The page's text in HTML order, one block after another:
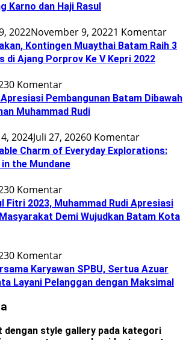
Karno dan Haji Rasul
2022November 9, 20221 Komentar
Kontingen Muaythai Batam Raih 3
di Ajang Porprov Ke V Kepri 2022
0 Komentar
Pembangunan Batam Dibawah
Muhammad Rudi
2024Juli 27, 20260 Komentar
Charm of Everyday Explorations:
the Mundane
0 Komentar
Fitri 2023, Muhammad Rudi Apresiasi
Demi Wujudkan Batam Kota
0 Komentar
Karyawan SPBU, Sertua Azuar
Layani Pelanggan dengan Maksimal
dengan style gallery pada kategori